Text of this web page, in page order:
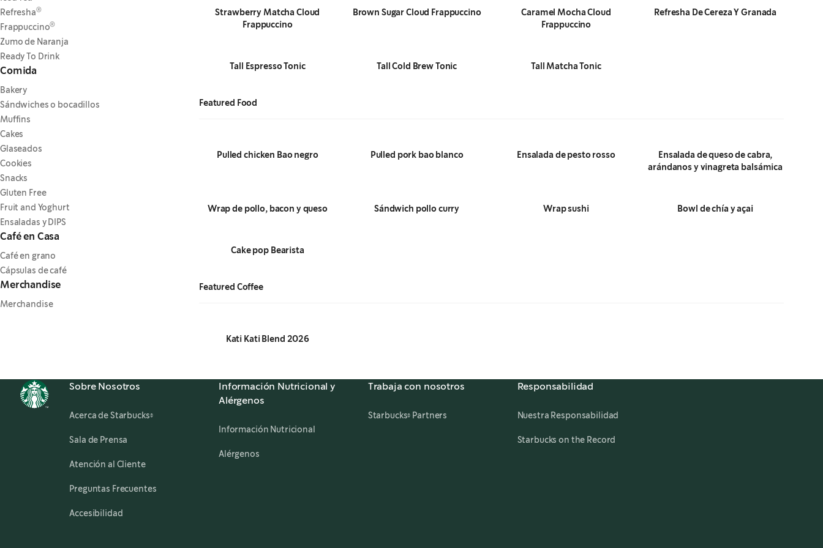
Refresha®
Frappuccino®
Zumo de Naranja
Ready To Drink
Comida
Bakery
Sándwiches o bocadillos
Muffins
Cakes
Glaseados
Cookies
Snacks
Gluten Free
Fruit and Yoghurt
Ensaladas y DIPS
Café en Casa
Café en grano
Cápsulas de café
Merchandise
Merchandise
Strawberry Matcha Cloud
Frappuccino
Brown Sugar Cloud Frappuccino
Caramel Mocha Cloud
Frappuccino
Refresha De Cereza Y Granada
Tall Espresso Tonic Tall Cold Brew Tonic Tall Matcha Tonic
Featured Food
Pulled chicken Bao negro Pulled pork bao blanco Ensalada de pesto rosso
Ensalada de queso de cabra,
arándanos y vinagreta balsámica
Wrap de pollo, bacon y queso Sándwich pollo curry Wrap sushi Bowl de chía y açai
Cake pop Bearista
Featured Coffee
Kati Kati Blend 2026
Sobre Nosotros
Acerca de Starbucks®
Sala de Prensa
Atención al Cliente
Preguntas Frecuentes
Accesibilidad
Información Nutricional y
Alérgenos
Información Nutricional
Alérgenos
Trabaja con nosotros
Starbucks® Partners opens in a new tab
Responsabilidad
Nuestra Responsabilidad
Starbucks on the Record